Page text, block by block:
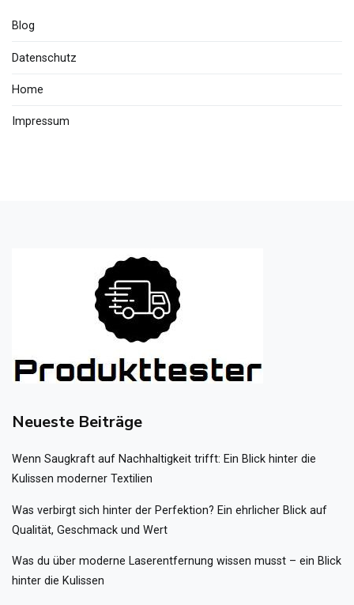
Blog
Datenschutz
Home
Impressum
Neueste Beiträge
Wenn Saugkraft auf Nachhaltigkeit trifft: Ein Blick hinter die
Kulissen moderner Textilien
Was verbirgt sich hinter der Perfektion? Ein ehrlicher Blick auf
Qualität, Geschmack und Wert
Was du über moderne Laserentfernung wissen musst – ein Blick
hinter die Kulissen